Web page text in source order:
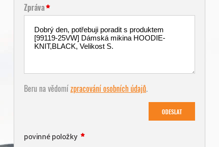
Zpráva
Beru na vědomízpracování osobních údajů.
ODESLAT
povinné položky